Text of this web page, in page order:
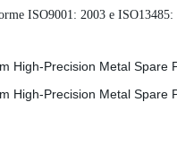
ISO9001: 2003 e ISO13485: